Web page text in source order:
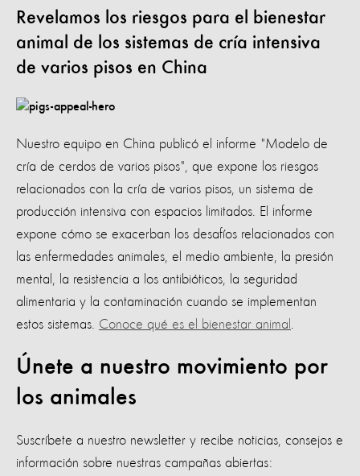
Revelamos los riesgos para el bienestar
animal de los sistemas de cría intensiva
de varios pisos en China
Nuestro equipo en China publicó el informe "Modelo de
cría de cerdos de varios pisos", que expone los riesgos
relacionados con la cría de varios pisos, un sistema de
producción intensiva con espacios limitados. El informe
expone cómo se exacerban los desafíos relacionados con
las enfermedades animales, el medio ambiente, la presión
mental, la resistencia a los antibióticos, la seguridad
alimentaria y la contaminación cuando se implementan
estos sistemas. Conoce qué es el bienestar animal
Únete a nuestro movimiento por
los animales
Suscríbete a nuestro newsletter y recibe noticias, consejos e
información sobre nuestras campañas abiertas: